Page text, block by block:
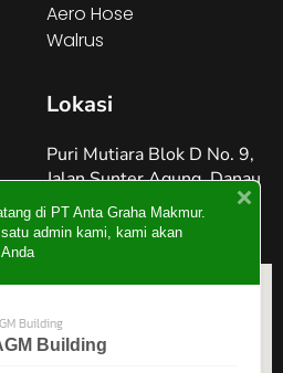
Aero Hose
Walrus
Lokasi
Puri Mutiara Blok D No. 9,
Jalan Sunter Agung, Danau
Sunter Jakarta Utara –
Indonesia
di PT Anta Graha Makmur.
admin kami, kami akan
Building
Building